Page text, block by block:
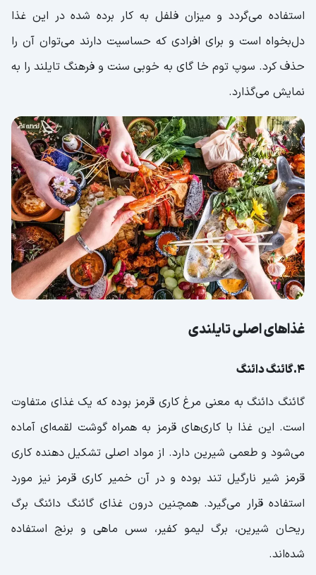
استفاده می‌گردد و میزان فلفل به کار برده شده در این غذا
دل‌بخواه است و برای افرادی که حساسیت دارند می‌توان آن را
حذف کرد. سوپ توم خا گای به ‌خوبی سنت و فرهنگ تایلند را به
نمایش می‌گذارد.
غذاهای اصلی تایلندی
4.گائنگ دائنگ
گائنگ دائنگ به معنی مرغ کاری قرمز بوده که یک غذای متفاوت
است. این غذا با کاری‌های قرمز به‌ همراه گوشت لقمه‌ای آماده
می‌شود و طعمی شیرین دارد. از مواد اصلی تشکیل دهنده کاری
قرمز شیر نارگیل تند بوده و در آن خمیر کاری قرمز نیز مورد
استفاده قرار می‌گیرد. همچنین درون غذای گائنگ دائنگ برگ
ریحان شیرین، برگ لیمو کفیر، سس ماهی و برنج استفاده
شده‌اند.